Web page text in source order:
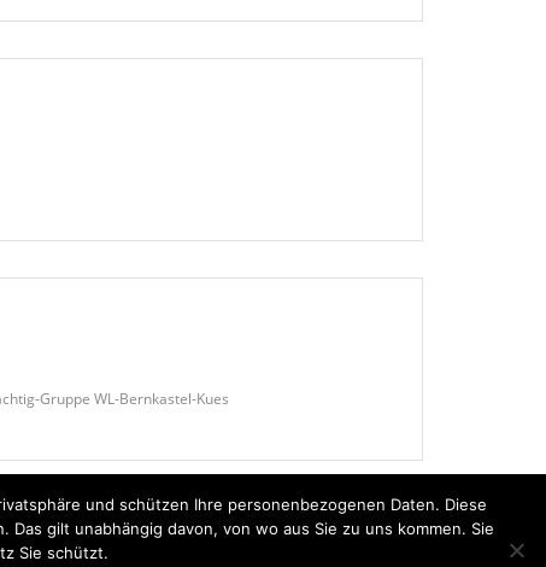
Gruppe WL-Bernkastel-Kues
und schützen Ihre personenbezogenen Daten. Diese
gilt unabhängig davon, von wo aus Sie zu uns kommen. Sie
Sie schützt.